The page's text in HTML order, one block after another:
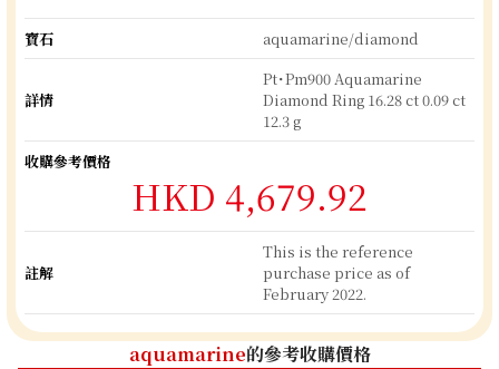
寶石 aquamarine/diamond
詳情
Pt･Pm900 Aquamarine
Diamond Ring 16.28 ct 0.09 ct
12.3 g
收購參考價格
HKD 4,679.92
註解
This is the reference
purchase price as of
February 2022.
aquamarine的參考收購價格